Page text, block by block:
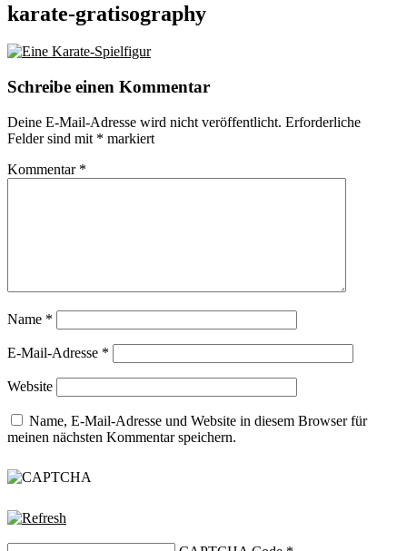
karate-gratisography
Schreibe einen Kommentar
Deine E-Mail-Adresse wird nicht veröffentlicht. Erforderliche
Felder sind mit * markiert
Kommentar *
Name *
E-Mail-Adresse *
Website
Name, E-Mail-Adresse und Website in diesem Browser für
meinen nächsten Kommentar speichern.